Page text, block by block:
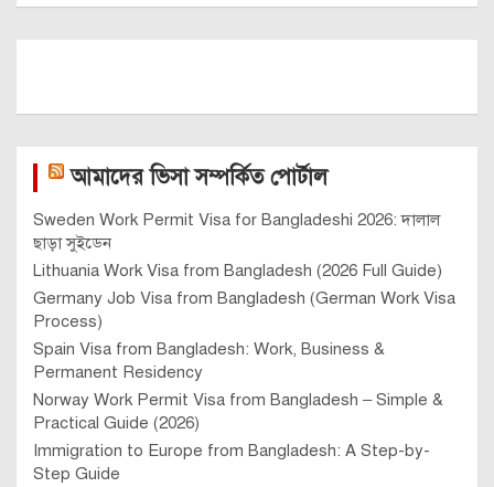
আমাদের ভিসা সম্পর্কিত পোর্টাল
Sweden Work Permit Visa for Bangladeshi 2026: দালাল
ছাড়া সুইডেন
Lithuania Work Visa from Bangladesh (2026 Full Guide)
Germany Job Visa from Bangladesh (German Work Visa
Process)
Spain Visa from Bangladesh: Work, Business &
Permanent Residency
Norway Work Permit Visa from Bangladesh – Simple &
Practical Guide (2026)
Immigration to Europe from Bangladesh: A Step-by-
Step Guide